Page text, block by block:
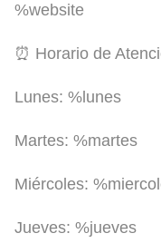
%website
⏰ Horario de
Lunes: %lunes
Martes: %martes
Miércoles:
Jueves: %jueves